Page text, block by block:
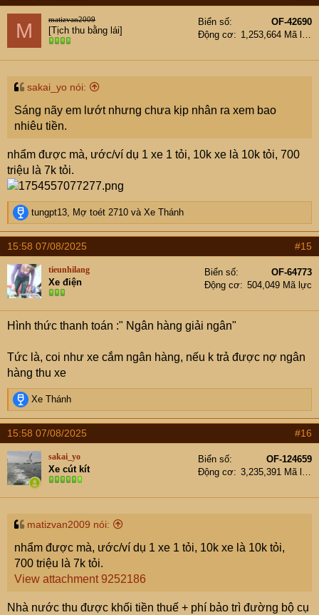
M matizvan2009
[Tịch thu bằng lái]
Biển số
OF-42690
Động cơ
1,253,664 Mã lực
sakai_yo nói:
Sáng nãy em lướt nhưng chưa kịp nhân ra xem bao
nhiêu tiền.
nhẩm được mà, ước/ví dụ 1 xe 1 tỏi, 10k xe là 10k tỏi, 700
triệu là 7k tỏi.
R
e
a
c
t
i
o
n
s
tungpt13, Mợ toét 2710 và Xe Thánh
15:58 07/08/2025 #15
tieunhilang
Xe điện
Biển số
OF-64773
Động cơ
504,049 Mã lực
Hình thức thanh toán :" Ngân hàng giải ngân"
Tức là, coi như xe cắm ngân hàng, nếu k trả được nợ ngân
hàng thu xe
R
e
a
c
t
i
o
n
s
Xe Thánh
15:58 07/08/2025 #16
sakai_yo
Xe cút kít
Biển số
OF-124659
Động cơ
3,235,391 Mã lực
matizvan2009 nói:
nhẩm được mà, ước/ví dụ 1 xe 1 tỏi, 10k xe là 10k tỏi,
700 triệu là 7k tỏi.
View attachment 9252186
Nhà nước thu được khối tiền thuế + phí bảo trì đường bộ cụ